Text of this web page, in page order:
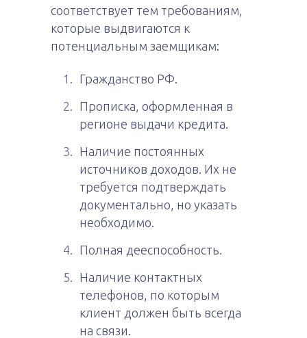
соответствует тем требованиям,
которые выдвигаются к
потенциальным заемщикам:
Гражданство РФ.
Прописка, оформленная в
регионе выдачи кредита.
Наличие постоянных
источников доходов. Их не
требуется подтверждать
документально, но указать
необходимо.
Полная дееспособность.
Наличие контактных
телефонов, по которым
клиент должен быть всегда
на связи.